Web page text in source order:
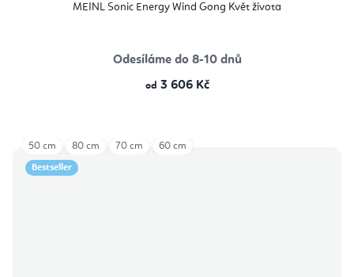
MEINL Sonic Energy Wind Gong Květ života
Odesíláme do 8-10 dnů
od 3 606 Kč
Bestseller
50 cm 80 cm 70 cm 60 cm